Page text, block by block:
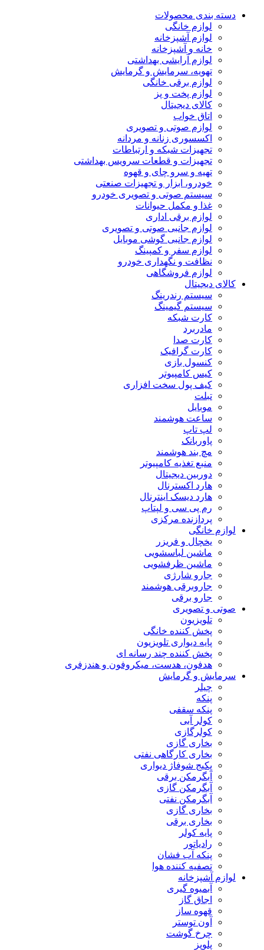
دسته بندی محصولات
لوازم خانگی
لوازم آشپزخانه
خانه و آشپزخانه
لوازم آرایشی بهداشتی
تهویه، سرمایش و گرمایش
لوازم برقی خانگی
لوازم پخت و پز
کالای دیجیتال
اتاق خواب
لوازم صوتی و تصویری
اکسسوری زنانه و مردانه
تجهیزات شبکه و ارتباطات
تجهیزات و قطعات سرویس بهداشتی
تهیه و سرو چای و قهوه
خودرو، ابزار و تجهیزات صنعتی
سیستم صوتی و تصویری خودرو
غذا و مکمل حیوانات
لوازم برقی اداری
لوازم جانبی صوتی و تصویری
لوازم جانبی گوشی موبایل
لوازم سفر و کمپینگ
نظافت و نگهداری خودرو
لوازم فروشگاهی
کالای دیجیتال
سیستم رندرینگ
سیستم گیمینگ
کارت شبکه
مادربرد
کارت صدا
کارت گرافیک
کنسول بازی
کیس کامپیوتر
کیف پول سخت افزاری
تبلت
موبایل
ساعت هوشمند
لپ تاپ
پاوربانک
مچ بند هوشمند
منبع تغذیه کامپیوتر
دوربین دیجیتال
هارد اکسترنال
هارد دیسک اینترنال
رم پی سی و لپتاپ
پردازنده مرکزی
لوازم خانگی
یخچال و فریزر
ماشین لباسشویی
ماشین ظرفشویی
جارو شارژی
جاروبرقی هوشمند
جارو برقی
صوتی و تصویری
تلویزیون
پخش کننده خانگی
پایه دیواری تلویزیون
پخش کننده چند رسانه ای
هدفون، هدست، میکروفون و هندزفری
سرمایش و گرمایش
چیلر
پنکه
پنکه سقفی
کولر آبی
کولرگازی
بخاری گازی
بخاری کارگاهی نفتی
پکیج شوفاژ دیواری
آبگرمکن برقی
آبگرمکن گازی
آبگرمکن نفتی
بخاری گازی
بخاری برقی
پایه کولر
رادیاتور
پنکه آب فشان
تصفیه کننده هوا
لوازم آشپزخانه
آبمیوه گیری
اجاق گاز
قهوه ساز
آون توستر
چرخ گوشت
پلوپز